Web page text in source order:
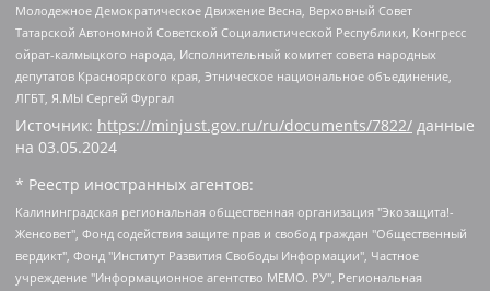
Молодежное Демократическое Движение Весна, Верховный Совет
Татарской Автономной Советской Социалистической Республики, Конгресс
ойрат-калмыцкого народа, Исполнительный комитет совета народных
депутатов Красноярского края, Этническое национальное объединение,
ЛГБТ, Я.МЫ Сергей Фургал
Источник: https://minjust.gov.ru/ru/documents/7822/ данные
на 03.05.2024
* Реестр иностранных агентов:
Калининградская региональная общественная организация "Экозащита!-Женсовет", Фонд содействия защите прав и свобод граждан "Общественный вердикт", Фонд "Институт Развития Свободы Информации", Частное учреждение "Информационное агентство МЕМО. РУ", Региональная общественная организация "Общественная комиссия по сохранению наследия академика Сахарова", Фонд поддержки свободы прессы, Санкт-Петербургская общественная правозащитная организация "Гражданский контроль", Межрегиональная общественная организация "Информационно-просветительский центр "Мемориал", Региональный Фонд "Центр Защиты Прав Средств Массовой Информации", с 05.12.2023 Фонд "Центр Защиты Прав Средств массовой информации", Региональная общественная благотворительная организация помощи беженцам и мигрантам "Гражданское содействие", Негосударственное образовательное учреждение дополнительного профессионального образования (повышение квалификации) специалистов "АКАДЕМИЯ ПО ПРАВАМ ЧЕЛОВЕКА", Свердловская региональная общественная организация "Сутяжник", Автономная некоммерческая организация "Центр независимых социологических исследований", Союз общественных объединений "Российский исследовательский центр по правам человека", Региональное общественное учреждение научно-информационный центр "МЕМОРИАЛ", Некоммерческая организация "Фонд защиты гласности", Автономная некоммерческая организация "Институт прав человека", Городская общественная организация "Екатеринбургское общество "МЕМОРИАЛ", Городская общественная организация "Рязанское историко-просветительское и правозащитное общество "Мемориал" (Рязанский Мемориал), Челябинский региональный орган общественной самодеятельности – женское общественное объединение "Женщины Евразии", Челябинский региональный орган общественной самодеятельности "Уральская правозащитная группа", Фонд содействия защите здоровья и социальной справедливости имени Андрея Рылькова, Автономная Некоммерческая Организация "Аналитический Центр Юрия Левады", Автономная некоммерческая организация социальной поддержки населения "Проект Апрель", Региональная общественная организация помощи женщинам и детям, находящимся в кризисной ситуации "Информационно-методический центр "Анна", Фонд содействия развитию массовых коммуникаций и правовому просвещению "Так-так-Так", Фонд содействия устойчивому развитию "Серебряная тайга", Свердловский региональный общественный фонд социальных проектов "Новое время", "Idel.Реалии", Кавказ.Реалии, Крым.Реалии, Телеканал Настоящее Время, Татаро-башкирская служба Радио Свобода (Azatliq Radiosi), Радио Свободная Европа/Радио Свобода (PCE/PC), "Сибирь.Реалии", "Фактограф", Благотворительный фонд помощи осужденным и их семьям, Автономная некоммерческая организация "Институт глобализации и социальных движений", Фонд "В защиту прав заключенных", Частное учреждение "Центр поддержки и содействия развитию средств массовой информации", Пензенский региональный общественный благотворительный фонд "Гражданский союз", "Север.Реалии", Некоммерческая организация Фонд "Правовая инициатива", Общество с ограниченной ответственностью "Радио Свободная Европа/Радио Свобода", Чешское информационное агентство "MEDIUM-ORIENT", Красноярская региональная общественная организация "Мы против СПИДа", Камалягин Денис Николаевич, Маркелов Сергей Евгеньевич, Пономарев Лев Александрович, Савицкая Людмила Алексеевна, Автономная некоммерческая организация "Центр по работе с проблемой насилия "НАСИЛИЮ.НЕТ", Межрегиональный профессиональный союз работников здравоохранения "Альянс врачей", Юридическое лицо, зарегистрированное в Латвийской Республике, SIA "Medusa Project" (регистрационный номер 40103797863, дата регистрации 10.06.2014), Некоммерческая организация "Фонд по борьбе с коррупцией", Автономная некоммерческая организация "Институт права и публичной политики", Баданин Роман Сергеевич, Гликин Максим Александрович, Железнова Мария Михайловна, Лукьянова Юлия Сергеевна, Маетная Елизавета Витальевна, Маняхин Петр Борисович, Чуракова Ольга Владимировна, Ярош Юлия Петровна, Юридическое лицо "The Insider SIA", зарегистрированное в Риге, Латвийская Республика (дата регистрации 26.06.2015), являющееся администратором доменного имени интернет-издания "The Insider SIA", https://theins.ru, Постернак Алексей Евгеньевич, Рубин Михаил Аркадьевич, Анин Роман Александрович, Юридическое лицо Istories fonds, зарегистрированное в Латвийской Республике (регистрационный номер 50008295751, дата регистрации 24.02.2020), Великовский Дмитрий Александрович, Долинина Ирина Николаевна, Мароховская Алеся Алексеевна, Шлейнов Роман Юрьевич, Шмагун Олеся Валентиновна, Общество с ограниченной ответственностью "Альтаир 2021", Общество с ограниченной ответственностью "Вега 2021", Общество с ограниченной ответственностью "Главный редактор 2021", Общество с ограниченной ответственностью "Ромашки монолит", Важенков Артем Валерьевич, Ивановская областная общественная организация "Центр гендерных исследований", Гурман Юрий Альбертович, Медиапроект "ОВД-Инфо", Егоров Владимир Владимирович, Жилинский Владимир Александрович, Общество с ограниченной ответственностью "ЗП", Иванова София Юрьевна, Карезина Инна Павловна, Кильтау Екатерина Викторовна, Петров Алексей Викторович, Пискунов Сергей Евгеньевич, Смирнов Сергей Сергеевич, Тихонов Михаил Сергеевич, Общество с ограниченной ответственностью "ЖУРНАЛИСТ-ИНОСТРАННЫЙ АГЕНТ", Арапова Галина Юрьевна, Вольтская Татьяна Анатольевна, Американская компания "Mason G.E.S. Anonymous Foundation" (США), являющаяся владельцем интернет-издания https://mnews.world/, Компания "Stichting Bellingcat", зарегистрированная в Нидерландах (дата регистрации 11.07.2018), Захаров Андрей Вячеславович, Клепиковская Екатерина Дмитриевна, Общество с ограниченной ответственностью "МЕМО", Перл Роман Александрович, Симонов Евгений Алексеевич, Соловьева Елена Анатольевна, Сотников Даниил Владимирович, Сурначева Елизавета Дмитриевна, Автономная некоммерческая организация по защите прав человека и информированию населения "Якутия – Наше Мнение", Общество с ограниченной ответственностью "Москоу диджитал медиа", с 26.01.2023 Общество с ограниченной ответственностью "Чайка Белые сады", Ветошкина Валерия Валерьевна, Заговора Максим Александрович, Межрегиональное общественное движение "Российская ЛГБТ - сеть", Оленичев Максим Владимирович, Павлов Иван Юрьевич, Скворцова Елена Сергеевна, Общество с ограниченной ответственностью "Как бы инагент", Кочетков Игорь Викторович, Общество с ограниченной ответственностью "Честные выборы", Еланчик Олег Александрович, Общество с ограниченной ответственностью "Нобелевский призыв", Гималова Регина Эмилевна, Григорьев Андрей Валерьевич, Григорьева Алина Александровна, Ассоциация по содействию защите прав призывников, альтернативнослужащих и военнослужащих "Правозащитная группа "Гражданин.Армия.Право", Хисамова Регина Фаритовна, Автономная некоммерческая организация по реализации социально-правовых программ "Лилит", Дальневосточное общественное движение "Маяк", Санкт-Петербургская ЛГБТ-инициативная группа "Выход", Инициативная группа ЛГБТ+ "Реверс", Алексеев Андрей Викторович, Бекбулатова Таисия Львовна, Беляев Иван Михайлович, Владыкина Елена Сергеевна, Гельман Марат Александрович, Никульшина Вероника Юрьевна, Толоконникова Надежда Андреевна, Шендерович Виктор Анатольевич, Общество с ограниченной ответственностью "Данное сообщение", Общество с ограниченной ответственностью Издательский дом "Новая глава", Айнбиндер Александра Александровна, Московский комьюнити-центр для ЛГБТ+инициатив, Благотворительный фонд развития филантропии, Deutsche Welle (Германия, Kurt-Schumacher-Strasse 3, 53113 Bonn), Борзунова Мария Михайловна, Воробьев Виктор Викторович, Голубева Анна Львовна, Константинова Алла Михайловна, Малкова Ирина Владимировна, Мурадов Мурад Абдулгалимович, Осетинская Елизавета Николаевна, Понасенков Евгений Николаевич, Ганапольский Матвей Юрьевич, Киселев Евгений Алексеевич, Борухович Ирина Григорьевна, Дремин Иван Тимофеевич, Дубровский Дмитрий Викторович, Красноярская региональная общественная организация поддержки и развития альтернативных образовательных технологий и межкультурных коммуникаций "ИНТЕРРА", Маяковская Екатерина Алексеевна, Фейгин Марк Захарович, Филимонов Андрей Викторович, Дзугкоева Регина Николаевна, Доброхотов Роман Александрович, Дудь Юрий Александрович, Елкин Сергей Владимирович, Кругликов Кирилл Игоревич, Сабунаева Мария Леонидовна, Семенов Алексей Владимирович, Шаинян Карен Багратович, Шульман Екатерина Михайловна, Асафьев Артур Валерьевич, Вахштайн Виктор Семенович, Венедиктов Алексей Алексеевич, Лушникова Екатерина Евгеньевна, Волков Леонид Михайлович, Невзоров Александр Глебович, Пархоменко Сергей Борисович, Сироткин Ярослав Николаевич, Кара-Мурза Владимир Владимирович, Баранова Наталья Владимировна, Гозман Леонид Яковлевич, Кагарлицкий Борис Юльевич, Климарев Михаил Валерьевич, Милов Владимир Станиславович, Автономная некоммерческая организация Краснодарский центр современного искусства "Типография", Моргенштерн Алишер Тагирович, Соболь Любовь Эдуардовна, Общество с ограниченной ответственностью "ЛИЗА НОРМ", Каспаров Гарри Кимович, Ходорковский Михаил Борисович, Общество с ограниченной ответственностью "Апрельские тезисы", Данилович Ирина Брониславовна, Кашин Олег Владимирович, Петров Николай Владимирович, Пивоваров Алексей Владимирович, Соколов Михаил Владимирович, Цветкова Юлия Владимировна, Чичваркин Евгений Александрович, Комитет против пыток/Команда против пыток, Общество с ограниченной ответственностью "Первый научный", Общество с ограниченной ответственностью "Вертолет и ко", Белоцерковская Вероника Борисовна, Кац Максим Евгеньевич, Лазарева Татьяна Юрьевна, Шаведдинов Руслан Табризович, Яшин Илья Валерьевич, Общество с ограниченной ответственностью "Иноагент ААВ", Алешковский Дмитрий Петрович, Альбац Евгения Марковна, Быков Дмитрий Львович, Галямина Юлия Евгеньевна, Лойко Сергей Леонидович, Мартынов Кирилл Константинович, Медведев Сергей Александрович, Крашенинников Федор Геннадиевич, Гордеева Катерина Вл